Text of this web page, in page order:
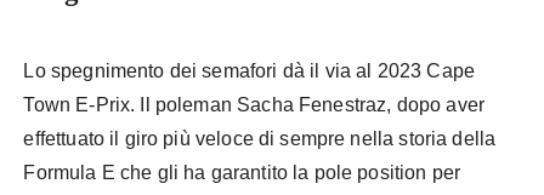
Lo spegnimento dei semafori dà il via al 2023 Cape
Town E-Prix. Il poleman Sacha Fenestraz, dopo aver
effettuato il giro più veloce di sempre nella storia della
Formula E che gli ha garantito la pole position per